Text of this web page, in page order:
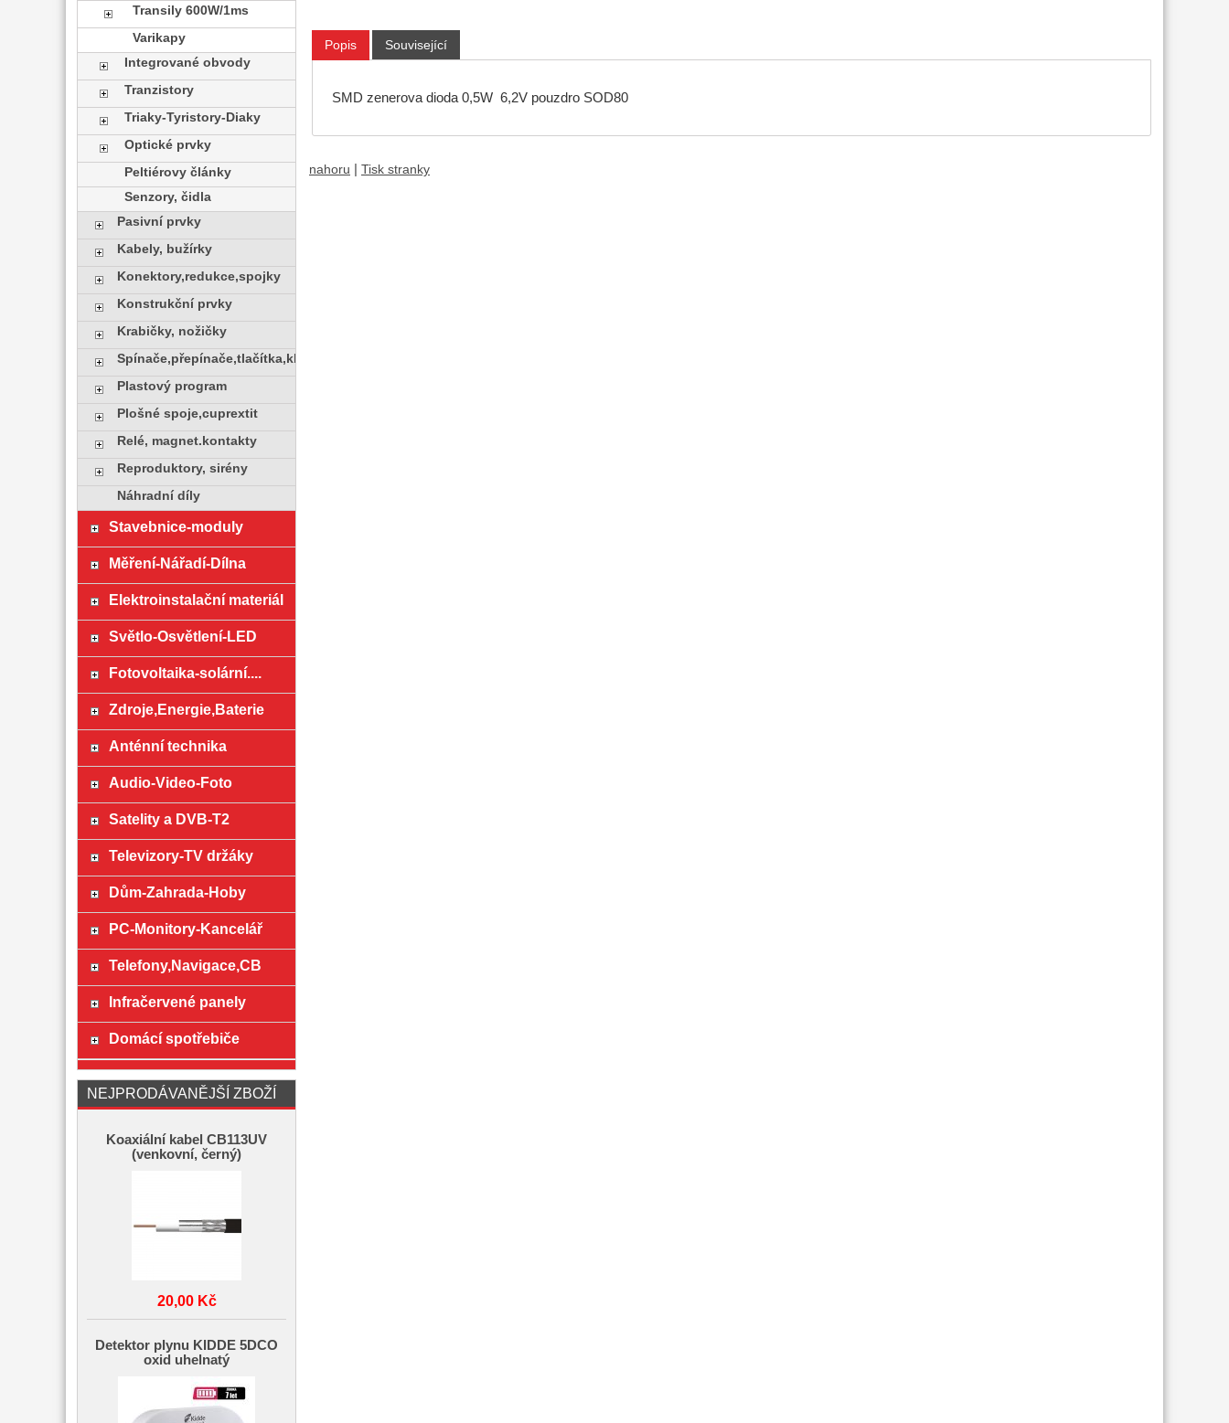
Popis Související
SMD zenerova dioda 0,5W 6,2V pouzdro SOD80
nahoru Tisk stranky
Transily 600W/1ms
Varikapy
Integrované obvody
Tranzistory
Triaky-Tyristory-Diaky
Optické prvky
Peltiérovy články
Senzory, čidla
Pasivní prvky
Kabely, bužírky
Konektory,redukce,spojky
Konstrukční prvky
Krabičky, nožičky
Spínače,přepínače,tlačítka,klávesy
Plastový program
Plošné spoje,cuprextit
Relé, magnet.kontakty
Reproduktory, sirény
Náhradní díly
Stavebnice-moduly
Měření-Nářadí-Dílna
Elektroinstalační materiál
Světlo-Osvětlení-LED
Fotovoltaika-solární....
Zdroje,Energie,Baterie
Anténní technika
Audio-Video-Foto
Satelity a DVB-T2
Televizory-TV držáky
Dům-Zahrada-Hoby
PC-Monitory-Kancelář
Telefony,Navigace,CB
Infračervené panely
Domácí spotřebiče
NEJPRODÁVANĚJŠÍ ZBOŽÍ
Koaxiální kabel CB113UV
(venkovní, černý)
20,00 Kč
Detektor plynu KIDDE 5DCO
oxid uhelnatý